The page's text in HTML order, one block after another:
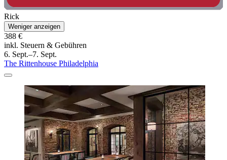
Rick
Weniger anzeigen
388 €
inkl. Steuern & Gebühren
6. Sept.–7. Sept.
The Rittenhouse Philadelphia